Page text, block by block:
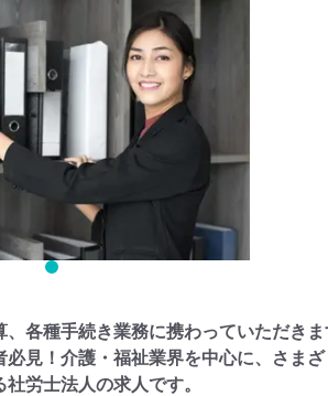
各種手続き業務に携わっていただき
見！介護・福祉業界を中心に、さま
労士法人の求人です。